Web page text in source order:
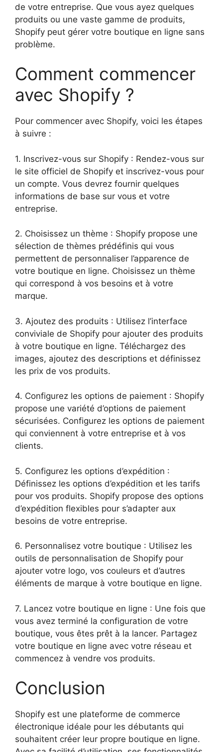
de votre entreprise. Que vous ayez quelques
produits ou une vaste gamme de produits,
Shopify peut gérer votre boutique en ligne sans
problème.
Comment commencer
avec Shopify ?
Pour commencer avec Shopify, voici les étapes
à suivre :
1. Inscrivez-vous sur Shopify : Rendez-vous sur
le site officiel de Shopify et inscrivez-vous pour
un compte. Vous devrez fournir quelques
informations de base sur vous et votre
entreprise.
2. Choisissez un thème : Shopify propose une
sélection de thèmes prédéfinis qui vous
permettent de personnaliser l’apparence de
votre boutique en ligne. Choisissez un thème
qui correspond à vos besoins et à votre
marque.
3. Ajoutez des produits : Utilisez l’interface
conviviale de Shopify pour ajouter des produits
à votre boutique en ligne. Téléchargez des
images, ajoutez des descriptions et définissez
les prix de vos produits.
4. Configurez les options de paiement : Shopify
propose une variété d’options de paiement
sécurisées. Configurez les options de paiement
qui conviennent à votre entreprise et à vos
clients.
5. Configurez les options d’expédition :
Définissez les options d’expédition et les tarifs
pour vos produits. Shopify propose des options
d’expédition flexibles pour s’adapter aux
besoins de votre entreprise.
6. Personnalisez votre boutique : Utilisez les
outils de personnalisation de Shopify pour
ajouter votre logo, vos couleurs et d’autres
éléments de marque à votre boutique en ligne.
7. Lancez votre boutique en ligne : Une fois que
vous avez terminé la configuration de votre
boutique, vous êtes prêt à la lancer. Partagez
votre boutique en ligne avec votre réseau et
commencez à vendre vos produits.
Conclusion
Shopify est une plateforme de commerce
électronique idéale pour les débutants qui
souhaitent créer leur propre boutique en ligne.